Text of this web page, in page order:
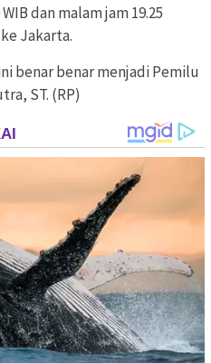
dan malam jam 19.25
Jakarta.
benar benar menjadi Pemilu
ST. (RP)